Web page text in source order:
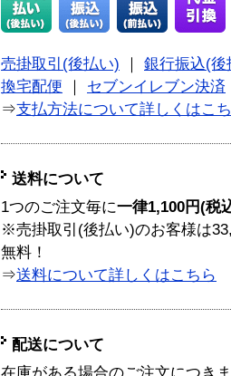
売掛取引(後払い)
銀行振込(後
換宅配便
セブンイレブン決済
⇒支払方法について詳しくはこ
送料について
1つのご注文毎に一律1,100円(税
※売掛取引(後払い)のお客様は
無料！
⇒送料について詳しくはこちら
配送について